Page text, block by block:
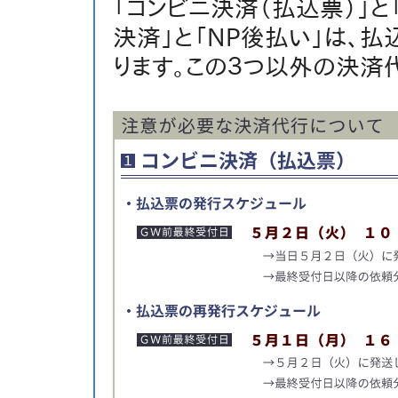
「コンビニ決済（払込票）」
決済」と「NP後払い」は、
ります。この３つ以外の決